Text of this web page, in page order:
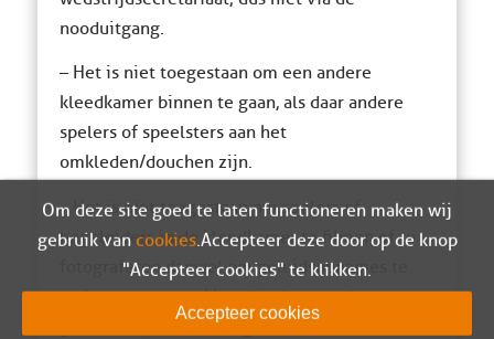
nooduitgang.
– Het is niet toegestaan om een andere
kleedkamer binnen te gaan, als daar andere
spelers of speelsters aan het
omkleden/douchen zijn.
– Het is niet toegestaan om spelers of
begeleiders in de kleedkamer te filmen of te
fotograferen danwel om geluidsopnames te
maken van gesprekken die daar worden
gevoerd. Spelers en begeleiders dienen hier
Om deze site goed te laten functioneren maken wij
gebruik van cookies. Accepteer deze door op de knop
"Accepteer cookies" te klikken.
Accepteer cookies